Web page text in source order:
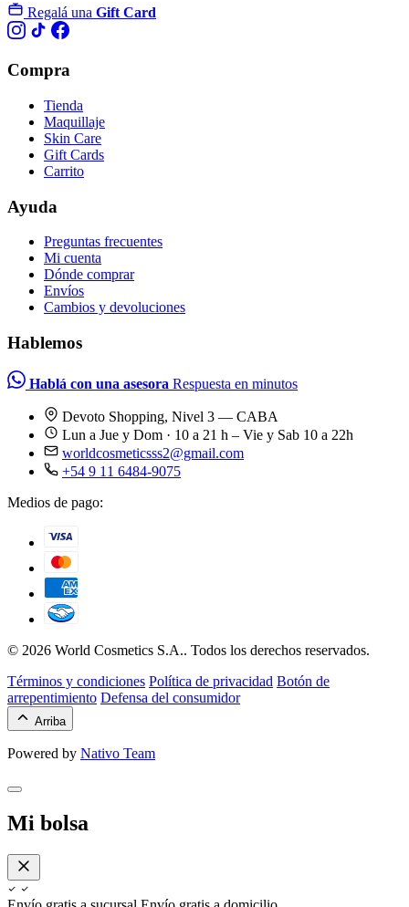
Regalá una Gift Card
Compra
Tienda
Maquillaje
Skin Care
Gift Cards
Carrito
Ayuda
Preguntas frecuentes
Mi cuenta
Dónde comprar
Envíos
Cambios y devoluciones
Hablemos
Hablá con una asesora Respuesta en minutos
Devoto Shopping, Nivel 3 — CABA
Lun a Jue y Dom · 10 a 21 h – Vie y Sab 10 a 22h
worldcosmeticsss2@gmail.com
+54 9 11 6484-9075
Medios de pago:
© 2026 World Cosmetics S.A.. Todos los derechos reservados.
Términos y condiciones Política de privacidad Botón de
arrepentimiento Defensa del consumidor
Arriba
Powered by Nativo Team
Mi bolsa